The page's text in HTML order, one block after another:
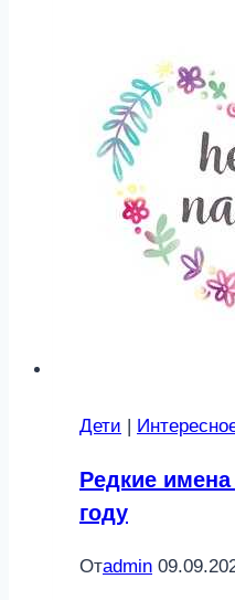
Дети
Редкие
году
Отadmin